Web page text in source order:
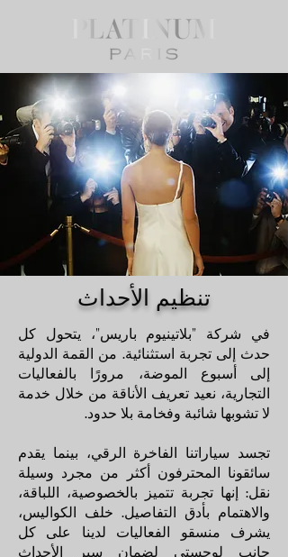
تنظيم الأحداث
في شركة "بلاتينيوم باريس"، يتحول كل
حدث إلى تجربة استثنائية. من القمة الدولية
إلى أسبوع الموضة، مرورًا بالفعاليات
التجارية، نعيد تعريف الأناقة من خلال خدمة
لا تشوبها شائبة وفخامة بلا حدود.
تجسد سياراتنا الفاخرة الرقي، بينما يقدم
سائقونا المحترفون أكثر من مجرد وسيلة
نقل: إنها تجربة تتميز بالخصوصية، اللباقة،
والاهتمام بأدق التفاصيل. خلف الكواليس،
يشرف منسقو الفعاليات لدينا على كل
جانب لوجستي لضمان سير الأحداث